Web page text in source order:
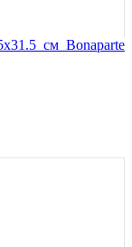
см Bonaparte